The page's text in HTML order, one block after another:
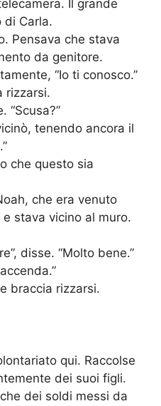
Il grande
di Carla.
Pensava che stava
da genitore.
“Io ti conosco.”
rizzarsi.
“Scusa?”
tenendo ancora il
che questo sia
che era venuto
stava vicino al muro.
disse. “Molto bene.”
braccia rizzarsi.
qui. Raccolse
dei suoi figli.
dei soldi messi da